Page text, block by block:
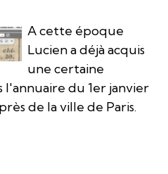
A cette époque
Lucien a déjà acquis
une certaine
du 1er janvier
de la ville de Paris.